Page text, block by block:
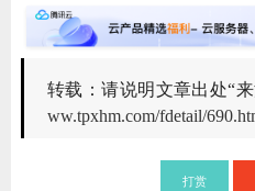
转载：请说明文章出处“
ww.tpxhm.com/fdetail/
打赏